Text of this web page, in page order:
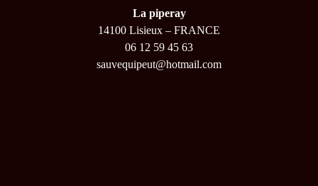
La piperay
14100 Lisieux – FRANCE
06 12 59 45 63
sauvequipeut@hotmail.com